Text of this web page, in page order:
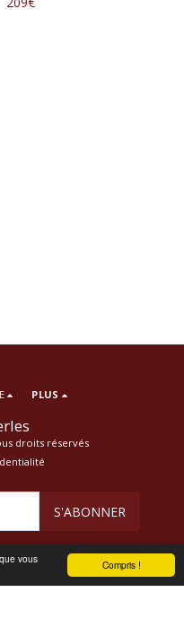
Compris !
vous
droits réservés
PLUS
S'ABONNER